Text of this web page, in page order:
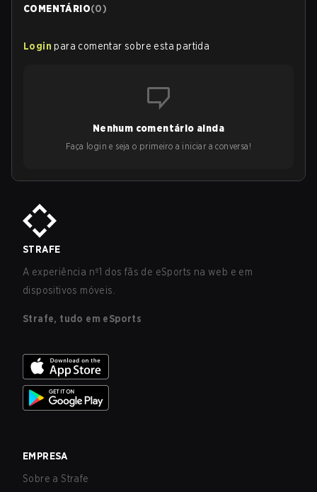
COMENTÁRIO(0)
Login para comentar sobre esta partida
Nenhum comentário ainda
Faça login e seja o primeiro a iniciar a conversa!
STRAFE
A experiência nº1 dos fãs de eSports na web e em
dispositivos móveis.
Strafe, tudo em eSports
EMPRESA
Sobre a Strafe